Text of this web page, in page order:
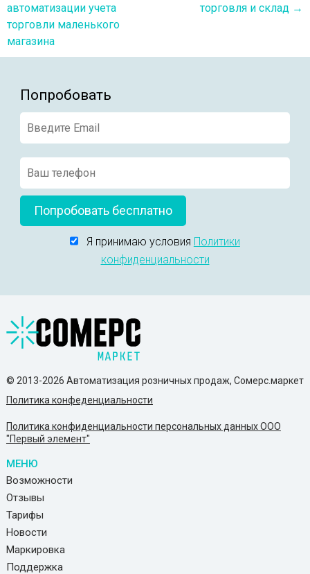
автоматизации учета
торговли маленького
магазина
торговля и склад →
Попробовать
Попробовать бесплатно
Я принимаю условия Политики
конфиденциальности
© 2013-2026 Автоматизация розничных продаж, Сомерс.маркет
Политика конфеденциальности
Политика конфиденциальности персональных данных ООО
"Первый элемент"
МЕНЮ
Возможности
Отзывы
Тарифы
Новости
Маркировка
Поддержка